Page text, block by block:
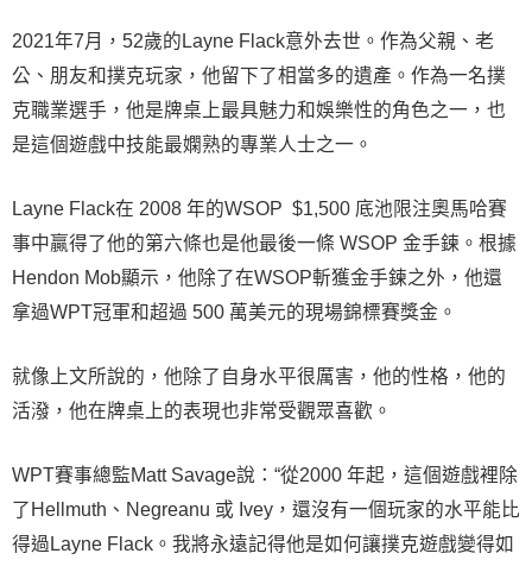
2021年7月，52歲的Layne Flack意外去世。作為父親、老
公、朋友和撲克玩家，他留下了相當多的遺產。作為一名撲
克職業選手，他是牌桌上最具魅力和娛樂性的角色之一，也
是這個遊戲中技能最嫻熟的專業人士之一。
Layne Flack在 2008 年的WSOP $1,500 底池限注奧馬哈賽
事中贏得了他的第六條也是他最後一條 WSOP 金手鍊。根據
Hendon Mob顯示，他除了在WSOP斬獲金手鍊之外，他還
拿過WPT冠軍和超過 500 萬美元的現場錦標賽獎金。
就像上文所說的，他除了自身水平很厲害，他的性格，他的
活潑，他在牌桌上的表現也非常受觀眾喜歡。
WPT賽事總監Matt Savage說：“從2000 年起，這個遊戲裡除
了Hellmuth、Negreanu 或 Ivey，還沒有一個玩家的水平能比
得過Layne Flack。我將永遠記得他是如何讓撲克遊戲變得如